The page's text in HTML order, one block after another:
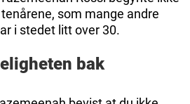
som mange andre
i stedet litt over 30.
bak